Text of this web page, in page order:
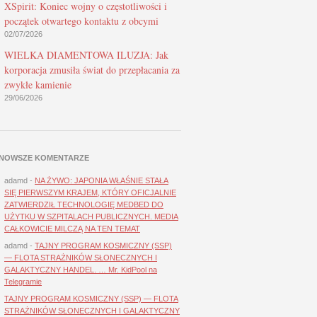
XSpirit: Koniec wojny o częstotliwości i
początek otwartego kontaktu z obcymi
02/07/2026
WIELKA DIAMENTOWA ILUZJA: Jak
korporacja zmusiła świat do przepłacania za
zwykłe kamienie
29/06/2026
KOMENTARZE
adamd - NA ŻYWO: JAPONIA WŁAŚNIE STAŁA
SIĘ PIERWSZYM KRAJEM, KTÓRY OFICJALNIE
ZATWIERDZIŁ TECHNOLOGIĘ MEDBED DO
UŻYTKU W SZPITALACH PUBLICZNYCH. MEDIA
CAŁKOWICIE MILCZĄ NA TEN TEMAT
adamd - TAJNY PROGRAM KOSMICZNY (SSP)
— FLOTA STRAŻNIKÓW SŁONECZNYCH I
GALAKTYCZNY HANDEL. … Mr. KidPool na
Telegramie
TAJNY PROGRAM KOSMICZNY (SSP) — FLOTA
STRAŻNIKÓW SŁONECZNYCH I GALAKTYCZNY